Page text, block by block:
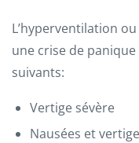
L’hyperventilation
une crise de
suivants:
Vertige sévère
Nausées et